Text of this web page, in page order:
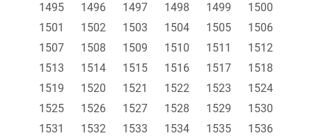
1495
1496 1497 1498 1499
1500
1501
1502 1503 1504 1505
1506
1507
1508 1509 1510 1511
1512
1513
1514 1515 1516 1517
1518
1519
1520 1521 1522 1523
1524
1525
1526 1527 1528 1529
1530
1531
1532 1533 1534 1535
1536